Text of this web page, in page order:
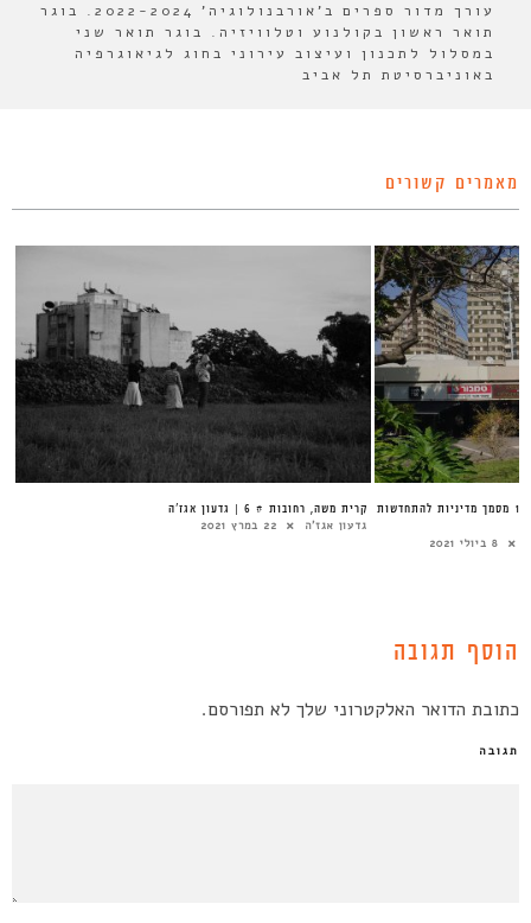
עורך מדור ספרים ב'אורבנולוגיה' 2022-2024. בוגר
תואר ראשון בקולנוע וטלוויזיה. בוגר תואר שני
במסלול לתכנון ועיצוב עירוני בחוג לגיאוגרפיה
באוניברסיטת תל אביב
מאמרים קשורים
קרית משה, רחובות # 6 | גדעון אגז’ה
גדעון אגז'ה 22 במרץ 2021
קהילתיים ומשלבים מסחר אלקטרוני | 1# מסמך מדיניות להתחדשות
8 ביולי 2021
הוסף תגובה
כתובת הדואר האלקטרוני שלך לא תפורסם.
תגובה